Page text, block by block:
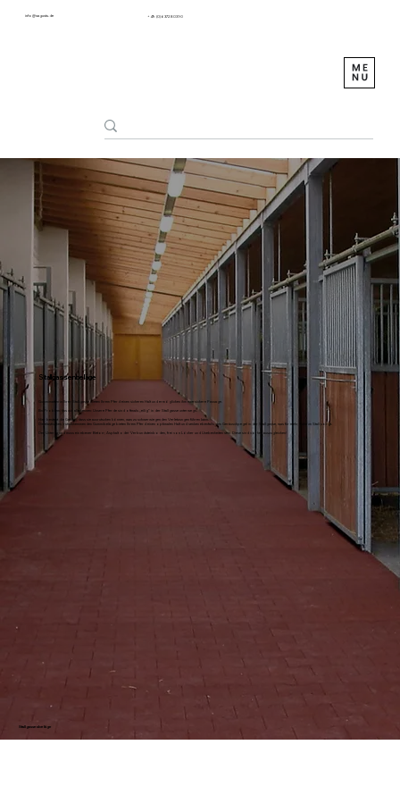
info@sagustu.de +49 (0) 6372 8031-0
Stallgassenbeläge
Stallgassenbeläge
Gummimatten in Ihrer Stallgasse bieten Ihrem Pferd einen sicheren Halt und ermöglichen ihm eine sichere Passage.
Ein Problem das wir alle kennen: Unsere Pferde sind oftmals „eilig“ in der Stallgasse unterwegs.
Hier besteht die Gefahr, dass sie ausrutschen können, was zu schwerwiegenden Verletzungen führen kann.
Die elastischen, rutschhemmenden Gummibeläge bieten Ihrem Pferd einen optimalen Halt und senken ebenfalls den Geräuschpegel in der Stallgasse, was für mehr Ruhe im Stall sorgt.
Der Untergrund muss ein ebener Beton-, Asphalt oder Verbundsteinboden, frei von Löcher und Unebenheiten sein. Diese sind vorher auszugleichen!